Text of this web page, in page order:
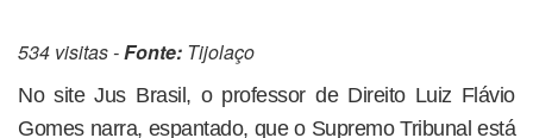
534 visitas -Fonte: Tijolaço
No site Jus Brasil, o professor de Direito Luiz Flávio
Gomes narra, espantado, que o Supremo Tribunal está